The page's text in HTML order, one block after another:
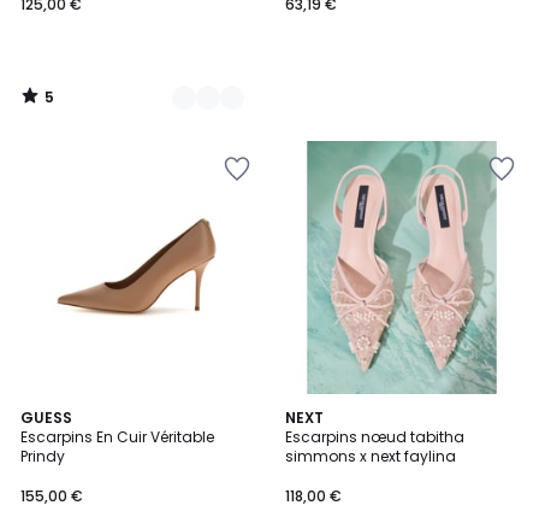
125,00 €
5
/
63,19 €
GUESS
Escarpins En Cuir Véritable
Prindy
155,00 €
2
Couleurs
NEXT
Escarpins nœud tabitha
simmons x next faylina
118,00 €